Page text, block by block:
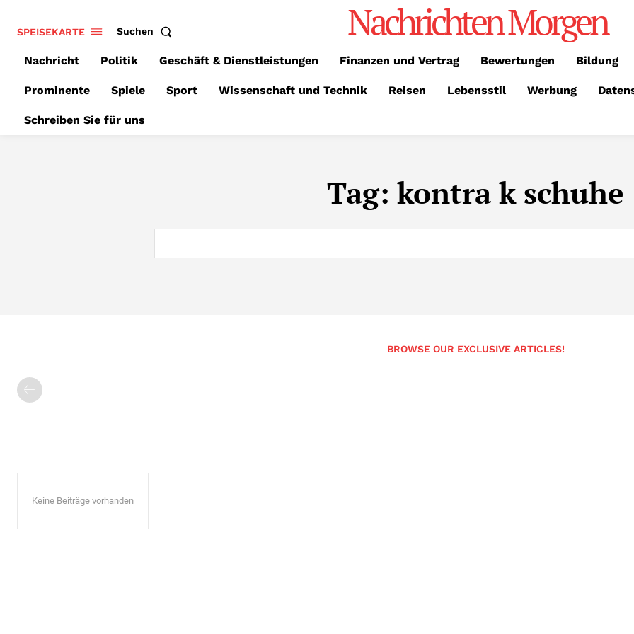
SPEISEKARTE Suchen Nachrichten Morgen
Nachricht Politik Geschäft & Dienstleistungen Finanzen und Vertrag Bewertungen Bildung
Prominente Spiele Sport Wissenschaft und Technik Reisen Lebensstil Werbung
Schreiben Sie für uns
Tag: kontra k schuhe
BROWSE OUR EXCLUSIVE ARTICLES!
Keine Beiträge vorhanden